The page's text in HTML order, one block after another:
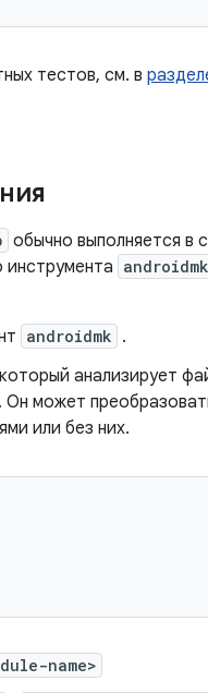
тестов, см. в
обычно выполняется в
инструмента androidmk
androidmk .
анализирует
. Он может
или без них.
name>